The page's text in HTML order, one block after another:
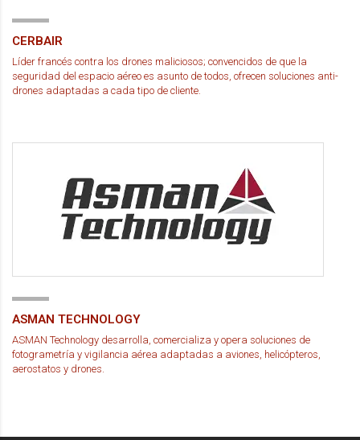
CERBAIR
Líder francés contra los drones maliciosos; convencidos de que la
seguridad del espacio aéreo es asunto de todos, ofrecen soluciones anti-
drones adaptadas a cada tipo de cliente.
ASMAN TECHNOLOGY
ASMAN Technology desarrolla, comercializa y opera soluciones de
fotogrametría y vigilancia aérea adaptadas a aviones, helicópteros,
aerostatos y drones.